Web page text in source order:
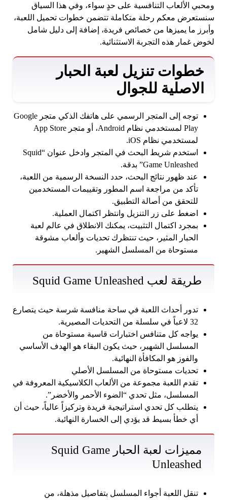
ومحبي الألعاب التنافسية على حدٍ سواء، وفي هذا السياق
سنستعرض معكم رحلة متكاملة تتضمن خطوات تحميل اللعبة،
وأبرز ما يميزها من خصائص فريدة، إضافة إلى دليل شامل
لخوض غمار هذه التجربة الاستثنائية.
خطوات تنزيل لعبة الحبار
الاصلية للجوال
توجه إلى المتجر الرسمي على هاتفك الذكي متجر Google
Play لمستخدمي نظام Android، أو متجر App Store
لمستخدمي نظام iOS.
استخدم شريط البحث في المتجر وادخل عنوان “Squid
Game Unleashed” بدقة.
عند ظهور نتائج البحث، حدد النسخة الرسمية من اللعبة،
تأكد من مراجعة اسم المطور وتقييمات المستخدمين
للتحقق من أصالة التطبيق.
اضغط على زر التنزيل وانتظر اكتمال العملية.
بمجرد اكتمال التثبيت، يمكنك الانطلاق في عالم لعبة
الحبار المثير، حيث تنتظرك تحديات وألعاب مشوقة
مستوحاة من المسلسل الشهير.
طريقة لعب Squid Game Unleashed
تدور أحداث اللعبة في ساحة منافسة شرسة حيث يتصارع
32 لاعباً في سلسلة من التحديات المصيرية.
يواجه كل متنافس اختبارات قاسية مستوحاة من
المسلسل الشهير، حيث يكون البقاء هو الهدف الأساسي
والفوز هو المكافأة النهائية.
تحديات مستوحاة من المسلسل الأصلي
تقدم اللعبة مجموعة من الألعاب الكلاسيكية المعروفة في
المسلسل، مثل تحدي “الضوء الأحمر والأخضر”.
يتطلب كل تحدي استراتيجية فريدة وتركيزاً عالياً، حيث أن
أي خطأ بسيط قد يؤدي إلى الخسارة النهائية.
مميزات لعبة الحبار Squid Game
Unleashed
تنقل اللعبة أجواء المسلسل بتفاصيل مذهلة، من